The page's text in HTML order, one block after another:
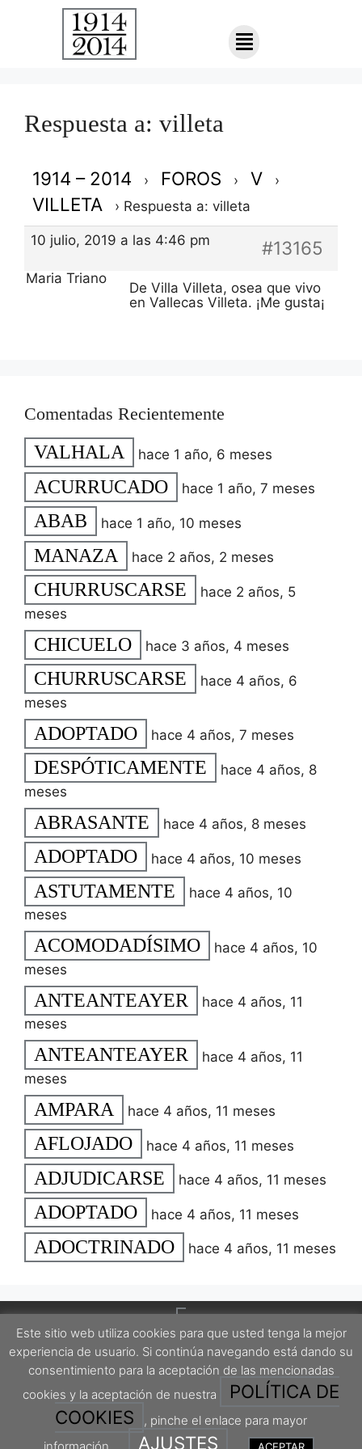
Respuesta a: villeta
1914 – 2014 › FOROS › V ›
VILLETA › Respuesta a: villeta
10 julio, 2019 a las 4:46 pm #13165
Maria Triano
De Villa Villeta, osea que vivo
en Vallecas Villeta. ¡Me gusta¡
Comentadas Recientemente
VALHALA hace 1 año, 6 meses
ACURRUCADO hace 1 año, 7 meses
ABAB hace 1 año, 10 meses
MANAZA hace 2 años, 2 meses
CHURRUSCARSE
hace 2 años, 5
meses
CHICUELO hace 3 años, 4 meses
CHURRUSCARSE
hace 4 años, 6
meses
ADOPTADO hace 4 años, 7 meses
DESPÓTICAMENTE
hace 4 años, 8
meses
ABRASANTE hace 4 años, 8 meses
ADOPTADO hace 4 años, 10 meses
ASTUTAMENTE
hace 4 años, 10
meses
ACOMODADÍSIMO
hace 4 años, 10
meses
ANTEANTEAYER
hace 4 años, 11
meses
ANTEANTEAYER
hace 4 años, 11
meses
AMPARA hace 4 años, 11 meses
AFLOJADO hace 4 años, 11 meses
ADJUDICARSE hace 4 años, 11 meses
ADOPTADO hace 4 años, 11 meses
ADOCTRINADO hace 4 años, 11 meses
Este proyecto está protegido por una licencia Creative Commons Attribution-
ShareAlike 4.0 International License.
Este sitio web utiliza cookies para que usted tenga la mejor
experiencia de usuario. Si continúa navegando está dando su
consentimiento para la aceptación de las mencionadas
cookies y la aceptación de nuestra
POLÍTICA DE
COOKIES
, pinche el enlace para mayor
información.
AJUSTES ACEPTAR